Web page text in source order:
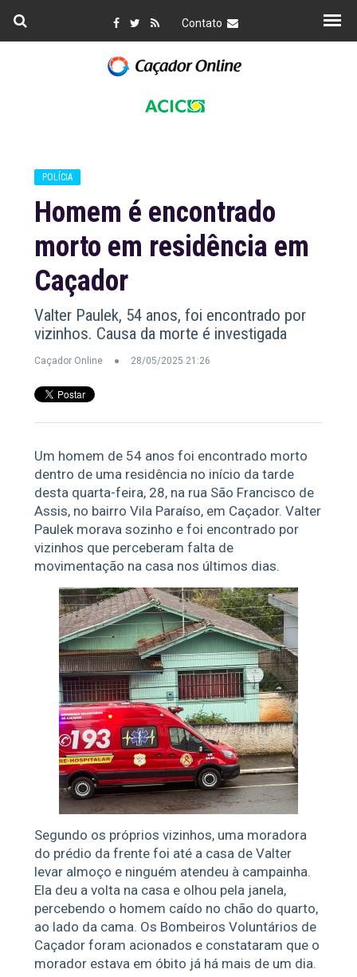
Contato
POLÍCIA
Homem é encontrado
morto em residência em
Caçador
Valter Paulek, 54 anos, foi encontrado por
vizinhos. Causa da morte é investigada
Caçador Online 28/05/2025 21:26
Um homem de 54 anos foi encontrado morto
dentro de uma residência no início da tarde
desta quarta-feira, 28, na rua São Francisco de
Assis, no bairro Vila Paraíso, em Caçador. Valter
Paulek morava sozinho e foi encontrado por
vizinhos que perceberam falta de
movimentação na casa nos últimos dias.
Segundo os próprios vizinhos, uma moradora
do prédio da frente foi até a casa de Valter
levar almoço e ninguém atendeu à campainha.
Ela deu a volta na casa e olhou pela janela,
percebendo o homem caído no chão do quarto,
ao lado da cama. Os Bombeiros Voluntários de
Caçador foram acionados e constataram que o
morador estava em óbito já há mais de um dia.